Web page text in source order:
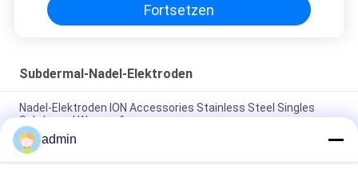
Fortsetzen
Subdermal-Nadel-Elektroden
Nadel-Elektroden ION Accessories Stainless Steel Singles
Subdermal Wegwerf
19mm EMG sterile Nadeln, farbige Wegwerf-Subdermal-
Nadeln
admin